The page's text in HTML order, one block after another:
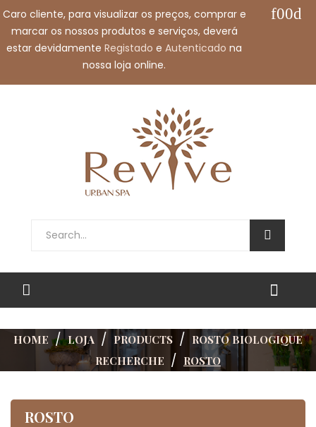
Caro cliente, para visualizar os preços, comprar e
marcar os nossos produtos e serviços, deverá
estar devidamente Registado e Autenticado na
nossa loja online.
Call us free:+351 912 032 115
Email us: shop@revivespa.pt
English
HOME LOJA PRODUCTS
ROSTO BIOLOGIQUE
RECHERCHE
ROSTO
ROSTO